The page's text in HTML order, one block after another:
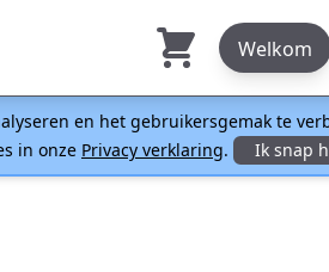
Welkom
en het gebruikersgemak te
in onze Privacy verklaring. Ik snap